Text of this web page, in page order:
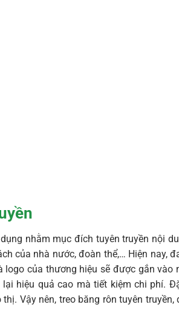
nhằm mục đích tuyên truyền nội
của nhà nước, đoàn thể,… Hiện nay,
của thương hiệu sẽ được gắn vào
hiệu quả cao mà tiết kiệm chi phí.
Vậy nên, treo băng rôn tuyên